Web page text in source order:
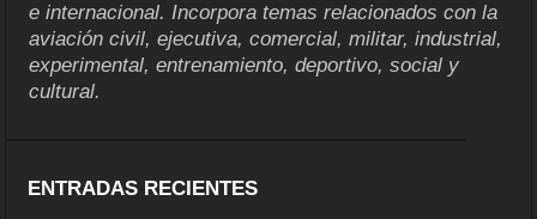
e internacional. Incorpora temas relacionados con la
aviación civil, ejecutiva, comercial, militar, industrial,
experimental, entrenamiento, deportivo, social y
cultural.
ENTRADAS RECIENTES